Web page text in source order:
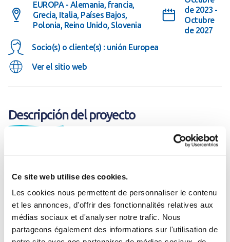
Ce site web utilise des cookies.
Les cookies nous permettent de personnaliser le contenu
et les annonces, d'offrir des fonctionnalités relatives aux
médias sociaux et d'analyser notre trafic. Nous
partageons également des informations sur l'utilisation de
EUROPA - Alemania, francia,
Grecia, Italia, Países Bajos,
Polonia, Reino Unido, Slovenia
de 2023 -
Octubre
de 2027
Socio(s) o cliente(s) : unión Europea
Ver el sitio web
Descripción del proyecto
SpongeScapes se centra en el uso potencial de medidas
naturales de retención de agua para mejorar la función
esponja de las aguas subterráneas, el suelo y las aguas
superficiales en toda Europa.
Se connecter